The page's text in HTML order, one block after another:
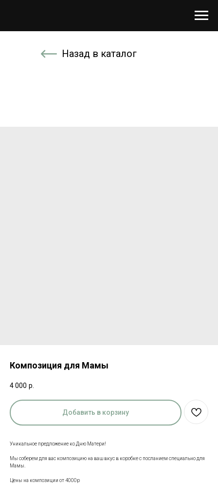
Назад в каталог
Композиция для Мамы
4 000 р.
Добавить в корзину
Уникальное предложение ко Дню Матери!
Мы соберем для вас композицию на ваш вкус в коробке с посланием специально для
Мамы.
Цены на композиции от 4000р